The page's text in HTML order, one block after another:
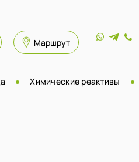
Маршрут
Химические реактивы